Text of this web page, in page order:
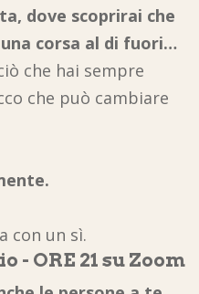
dove scoprirai che
corsa al di fuori…
che hai sempre
che può cambiare
con un sì.
- ORE 21 su Zoom